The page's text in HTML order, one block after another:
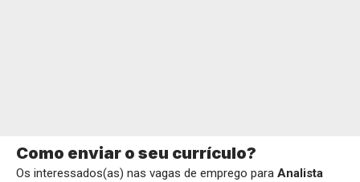
Como enviar o seu currículo?
Os interessados(as) nas vagas de emprego para Analista